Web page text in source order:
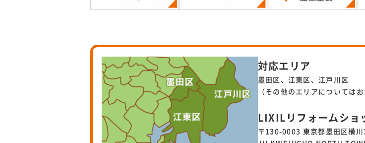
対応エリア
墨田区、江東区、江戸川区
（その他のエリアについては
LIXILリフォームショ
〒130-0003 東京都墨田区横